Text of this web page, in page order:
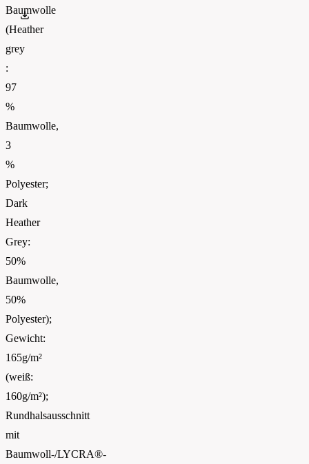
Baumwolle
(Heather
grey
:
97
%
Baumwolle,
3
%
Polyester;
Dark
Heather
Grey:
50%
Baumwolle,
50%
Polyester);
Gewicht:
165g/m²
(weiß:
160g/m²);
Rundhalsausschnitt
mit
Baumwoll-/LYCRA®-
FOTL-Digital_Catalogue2026-EN-AW